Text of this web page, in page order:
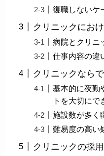
復職しないケ
クリニックにお
病院とクリニ
仕事内容の違
クリニックなら
基本的に夜勤
トを大切にで
施設数が多く
難易度の高い
クリニックの採